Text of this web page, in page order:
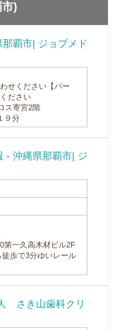
)
覇市| ジョブメド
せください【パー
ださい
ス寄宮2階
９分
- 沖縄県那覇市| ジ
一久高木材ビル2F
歩で3分ゆいレール
さき山歯科クリ